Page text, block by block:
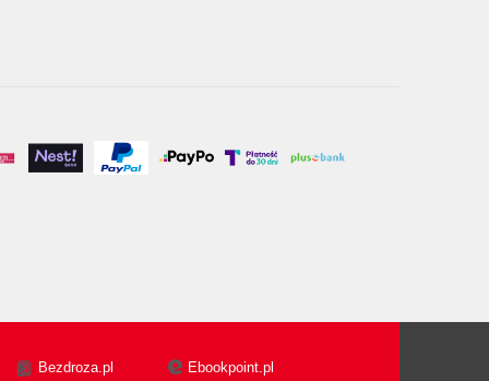
Bezdroza.pl Ebookpoint.pl